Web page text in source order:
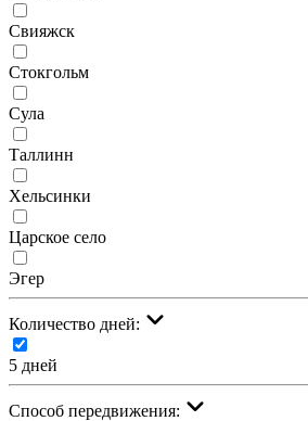
Свияжск
Стокгольм
Сула
Таллинн
Хельсинки
Царское село
Эгер
Количество дней:
5 дней
Cпособ передвижения: